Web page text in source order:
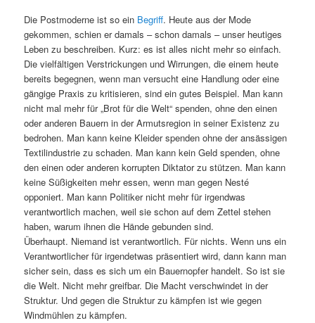
Die Postmoderne ist so ein Begriff. Heute aus der Mode
gekommen, schien er damals – schon damals – unser heutiges
Leben zu beschreiben. Kurz: es ist alles nicht mehr so einfach.
Die vielfältigen Verstrickungen und Wirrungen, die einem heute
bereits begegnen, wenn man versucht eine Handlung oder eine
gängige Praxis zu kritisieren, sind ein gutes Beispiel. Man kann
nicht mal mehr für „Brot für die Welt“ spenden, ohne den einen
oder anderen Bauern in der Armutsregion in seiner Existenz zu
bedrohen. Man kann keine Kleider spenden ohne der ansässigen
Textilindustrie zu schaden. Man kann kein Geld spenden, ohne
den einen oder anderen korrupten Diktator zu stützen. Man kann
keine Süßigkeiten mehr essen, wenn man gegen Nesté
opponiert. Man kann Politiker nicht mehr für irgendwas
verantwortlich machen, weil sie schon auf dem Zettel stehen
haben, warum ihnen die Hände gebunden sind.
Überhaupt. Niemand ist verantwortlich. Für nichts. Wenn uns ein
Verantwortlicher für irgendetwas präsentiert wird, dann kann man
sicher sein, dass es sich um ein Bauernopfer handelt. So ist sie
die Welt. Nicht mehr greifbar. Die Macht verschwindet in der
Struktur. Und gegen die Struktur zu kämpfen ist wie gegen
Windmühlen zu kämpfen.